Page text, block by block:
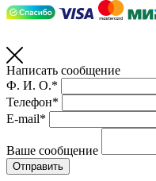
Написать сообщение
Ф. И. О.*
Телефон*
E-mail*
Ваше сообщение
Отправить